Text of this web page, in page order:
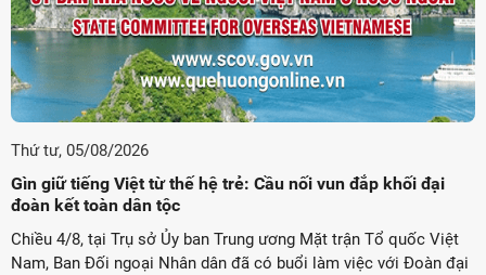
Thứ tư, 05/08/2026
Gìn giữ tiếng Việt từ thế hệ trẻ: Cầu nối vun đắp khối đại
đoàn kết toàn dân tộc
Chiều 4/8, tại Trụ sở Ủy ban Trung ương Mặt trận Tổ quốc Việt
Nam, Ban Đối ngoại Nhân dân đã có buổi làm việc với Đoàn đại